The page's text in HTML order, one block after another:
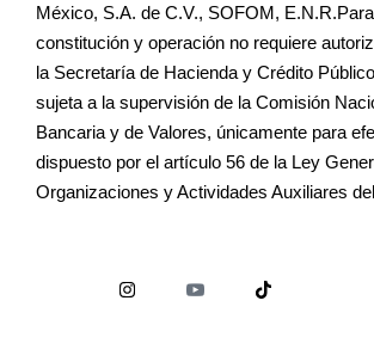
México, S.A. de C.V., SOFOM,
constitución y operación no requiere
la Secretaría de Hacienda y Crédito
sujeta a la supervisión de la Comisión
Bancaria y de Valores, únicamente para
dispuesto por el artículo 56 de la Ley
Organizaciones y Actividades Auxiliares